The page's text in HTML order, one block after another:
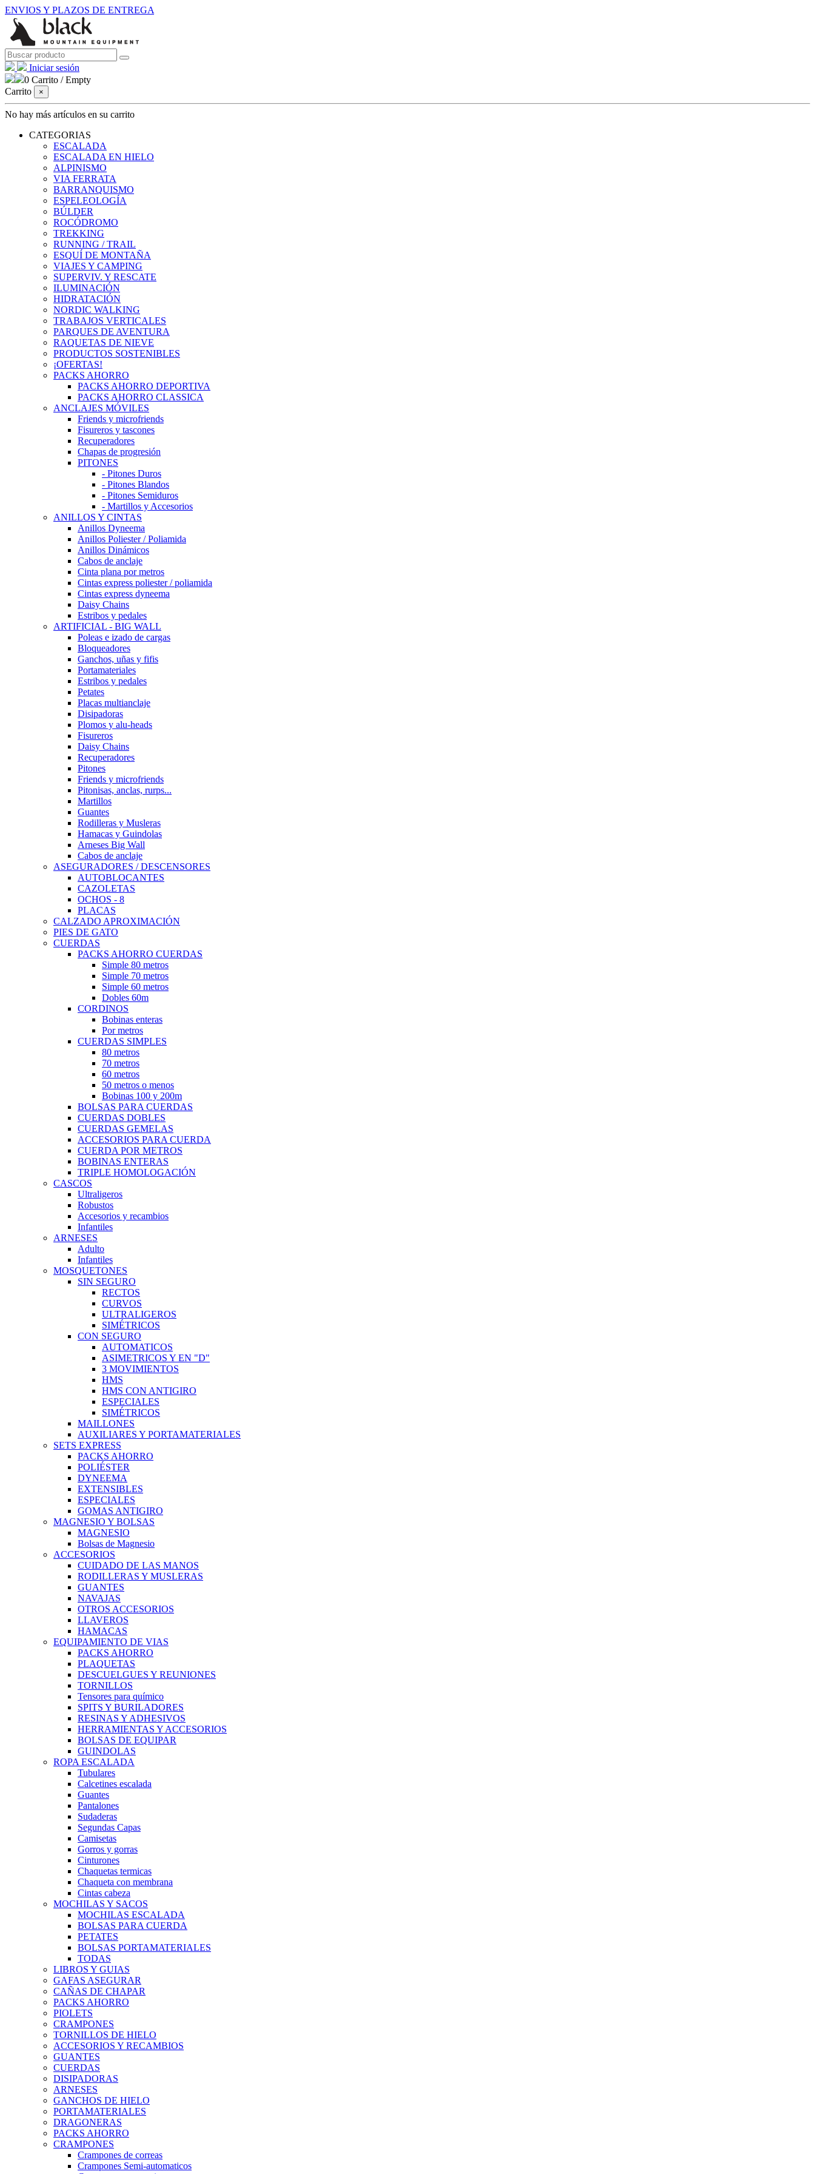
ENVIOS Y PLAZOS DE ENTREGA
Iniciar sesión
0 Carrito /Empty
Carrito
×
No hay más artículos en su carrito
CATEGORIAS
ESCALADA
ESCALADA EN HIELO
ALPINISMO
VIA FERRATA
BARRANQUISMO
ESPELEOLOGÍA
BÚLDER
ROCÓDROMO
TREKKING
RUNNING / TRAIL
ESQUÍ DE MONTAÑA
VIAJES Y CAMPING
SUPERVIV. Y RESCATE
ILUMINACIÓN
HIDRATACIÓN
NORDIC WALKING
TRABAJOS VERTICALES
PARQUES DE AVENTURA
RAQUETAS DE NIEVE
PRODUCTOS SOSTENIBLES
¡OFERTAS!
PACKS AHORRO
PACKS AHORRO DEPORTIVA
PACKS AHORRO CLASSICA
ANCLAJES MÓVILES
Friends y microfriends
Fisureros y tascones
Recuperadores
Chapas de progresión
PITONES
- Pitones Duros
- Pitones Blandos
- Pitones Semiduros
- Martillos y Accesorios
ANILLOS Y CINTAS
Anillos Dyneema
Anillos Poliester / Poliamida
Anillos Dinámicos
Cabos de anclaje
Cinta plana por metros
Cintas express poliester / poliamida
Cintas express dyneema
Daisy Chains
Estribos y pedales
ARTIFICIAL - BIG WALL
Poleas e izado de cargas
Bloqueadores
Ganchos, uñas y fifis
Portamateriales
Estribos y pedales
Petates
Placas multianclaje
Disipadoras
Plomos y alu-heads
Fisureros
Daisy Chains
Recuperadores
Pitones
Friends y microfriends
Pitonisas, anclas, rurps...
Martillos
Guantes
Rodilleras y Musleras
Hamacas y Guindolas
Arneses Big Wall
Cabos de anclaje
ASEGURADORES / DESCENSORES
AUTOBLOCANTES
CAZOLETAS
OCHOS - 8
PLACAS
CALZADO APROXIMACIÓN
PIES DE GATO
CUERDAS
PACKS AHORRO CUERDAS
Simple 80 metros
Simple 70 metros
Simple 60 metros
Dobles 60m
CORDINOS
Bobinas enteras
Por metros
CUERDAS SIMPLES
80 metros
70 metros
60 metros
50 metros o menos
Bobinas 100 y 200m
BOLSAS PARA CUERDAS
CUERDAS DOBLES
CUERDAS GEMELAS
ACCESORIOS PARA CUERDA
CUERDA POR METROS
BOBINAS ENTERAS
TRIPLE HOMOLOGACIÓN
CASCOS
Ultraligeros
Robustos
Accesorios y recambios
Infantiles
ARNESES
Adulto
Infantiles
MOSQUETONES
SIN SEGURO
RECTOS
CURVOS
ULTRALIGEROS
SIMÉTRICOS
CON SEGURO
AUTOMATICOS
ASIMETRICOS Y EN "D"
3 MOVIMIENTOS
HMS
HMS CON ANTIGIRO
ESPECIALES
SIMÉTRICOS
MAILLONES
AUXILIARES Y PORTAMATERIALES
SETS EXPRESS
PACKS AHORRO
POLIÉSTER
DYNEEMA
EXTENSIBLES
ESPECIALES
GOMAS ANTIGIRO
MAGNESIO Y BOLSAS
MAGNESIO
Bolsas de Magnesio
ACCESORIOS
CUIDADO DE LAS MANOS
RODILLERAS Y MUSLERAS
GUANTES
NAVAJAS
OTROS ACCESORIOS
LLAVEROS
HAMACAS
EQUIPAMIENTO DE VIAS
PACKS AHORRO
PLAQUETAS
DESCUELGUES Y REUNIONES
TORNILLOS
Tensores para químico
SPITS Y BURILADORES
RESINAS Y ADHESIVOS
HERRAMIENTAS Y ACCESORIOS
BOLSAS DE EQUIPAR
GUINDOLAS
ROPA ESCALADA
Tubulares
Calcetines escalada
Guantes
Pantalones
Sudaderas
Segundas Capas
Camisetas
Gorros y gorras
Cinturones
Chaquetas termicas
Chaqueta con membrana
Cintas cabeza
MOCHILAS Y SACOS
MOCHILAS ESCALADA
BOLSAS PARA CUERDA
PETATES
BOLSAS PORTAMATERIALES
TODAS
LIBROS Y GUIAS
GAFAS ASEGURAR
CAÑAS DE CHAPAR
PACKS AHORRO
PIOLETS
CRAMPONES
TORNILLOS DE HIELO
ACCESORIOS Y RECAMBIOS
GUANTES
CUERDAS
DISIPADORAS
ARNESES
GANCHOS DE HIELO
PORTAMATERIALES
DRAGONERAS
PACKS AHORRO
CRAMPONES
Crampones de correas
Crampones Semi-automaticos